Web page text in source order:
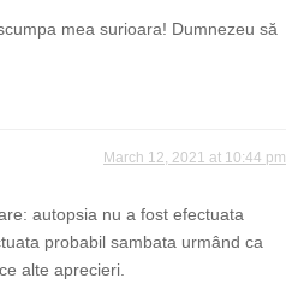
mea surioara! Dumnezeu să
March 12, 2021 at 10:44 pm
autopsia nu a fost efectuata
probabil sambata urmând ca
alte aprecieri.